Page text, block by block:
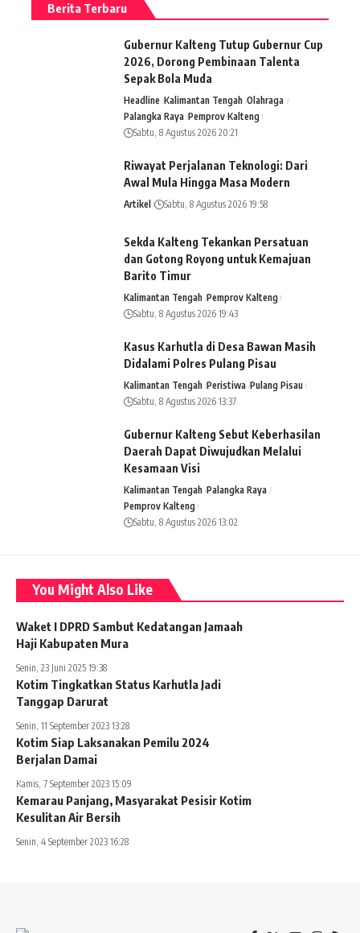
Berita Terbaru
Gubernur Kalteng Tutup Gubernur Cup
2026, Dorong Pembinaan Talenta
Sepak Bola Muda
Headline Kalimantan Tengah Olahraga
Palangka Raya Pemprov Kalteng
Sabtu, 8 Agustus 2026 20:21
Riwayat Perjalanan Teknologi: Dari
Awal Mula Hingga Masa Modern
Artikel Sabtu, 8 Agustus 2026 19:58
Sekda Kalteng Tekankan Persatuan
dan Gotong Royong untuk Kemajuan
Barito Timur
Kalimantan Tengah Pemprov Kalteng
Sabtu, 8 Agustus 2026 19:43
Kasus Karhutla di Desa Bawan Masih
Didalami Polres Pulang Pisau
Kalimantan Tengah Peristiwa Pulang Pisau
Sabtu, 8 Agustus 2026 13:37
Gubernur Kalteng Sebut Keberhasilan
Daerah Dapat Diwujudkan Melalui
Kesamaan Visi
Kalimantan Tengah Palangka Raya
Pemprov Kalteng
Sabtu, 8 Agustus 2026 13:02
You Might Also Like
Waket I DPRD Sambut Kedatangan Jamaah
Haji Kabupaten Mura
Senin, 23 Juni 2025 19:38
Kotim Tingkatkan Status Karhutla Jadi
Tanggap Darurat
Senin, 11 September 2023 13:28
Kotim Siap Laksanakan Pemilu 2024
Berjalan Damai
Kamis, 7 September 2023 15:09
Kemarau Panjang, Masyarakat Pesisir Kotim
Kesulitan Air Bersih
Senin, 4 September 2023 16:28